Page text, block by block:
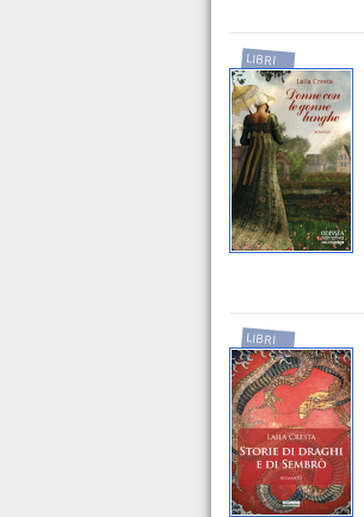
LIBRI
LIBRI